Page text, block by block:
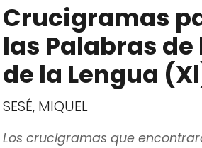
Crucigramas
las Palabras de
de la Lengua
SESÉ, MIQUEL
Los crucigramas que